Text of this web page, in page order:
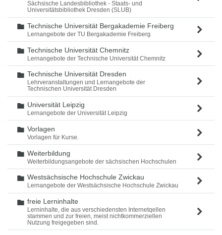
Sächsische Landesbibliothek - Staats- und
Universitätsbibliothek Dresden (SLUB)
Ordner
Technische Universität Bergakademie Freiberg
Lernangebote der TU Bergakademie Freiberg
Ordner
Technische Universität Chemnitz
Lernangebote der Technische Universität Chemnitz
Ordner
Technische Universität Dresden
Lehrveranstaltungen und Lernangebote der
Technischen Universität Dresden
Ordner
Universität Leipzig
Lernangebote der Universität Leipzig
Ordner
Vorlagen
Vorlagen für Kurse.
Ordner
Weiterbildung
Weiterbildungsangebote der sächsischen Hochschulen
Ordner
Westsächsische Hochschule Zwickau
Lernangebote der Westsächsische Hochschule Zwickau
Ordner
freie Lerninhalte
Lerninhalte, die aus verschiedensten Internetqellen
stammen und zur freien, meist nichtkommerziellen
Nutzung freigegeben sind.